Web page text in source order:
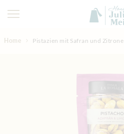
Home Pistazien mit Safran und Zitrone